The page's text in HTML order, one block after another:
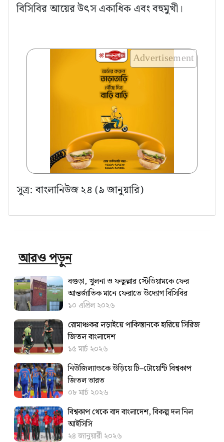
বিসিবির আয়ের উৎস একাধিক এবং বহুমুখী।
Advertisement
সূত্র: বাংলানিউজ ২৪ (৯ জানুয়ারি)
আরও পড়ুন
বগুড়া, খুলনা ও ফতুল্লার স্টেডিয়ামকে ফের
আন্তর্জাতিক মানে ফেরাতে উদ্যোগ বিসিবির
১০ এপ্রিল ২০২৬
রোমাঞ্চকর লড়াইয়ে পাকিস্তানকে হারিয়ে সিরিজ
জিতল বাংলাদেশ
১৫ মার্চ ২০২৬
নিউজিল্যান্ডকে উড়িয়ে টি–টোয়েন্টি বিশ্বকাপ
জিতল ভারত
০৮ মার্চ ২০২৬
বিশ্বকাপ থেকে বাদ বাংলাদেশ, বিকল্প দল নিল
আইসিসি
২৪ জানুয়ারী ২০২৬